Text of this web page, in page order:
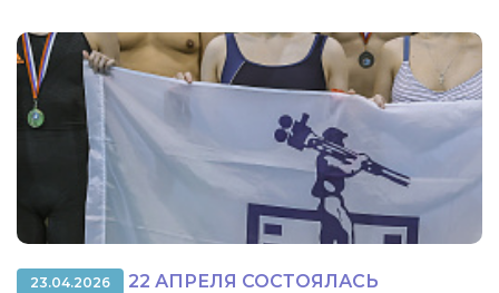
23.04.2026
22 АПРЕЛЯ СОСТОЯЛАСЬ